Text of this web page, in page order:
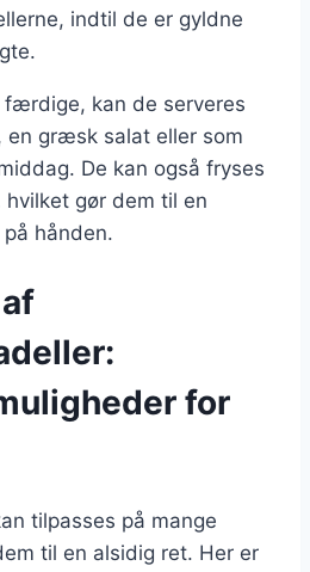
indtil de er gyldne
kan de serveres
en græsk salat eller som
De kan også fryses
gør dem til en
hånden.
for
tilpasses på mange
til en alsidig ret. Her er